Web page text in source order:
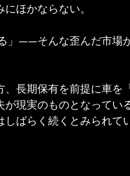
ほかならない。
長期保有を前提に車を
現実のものとなってい
ばらく続くとみられてい